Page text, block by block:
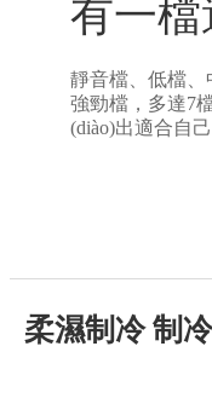
有一檔
靜音檔、低檔、中
強勁檔，多
(diào)出適合自
柔濕制冷 制